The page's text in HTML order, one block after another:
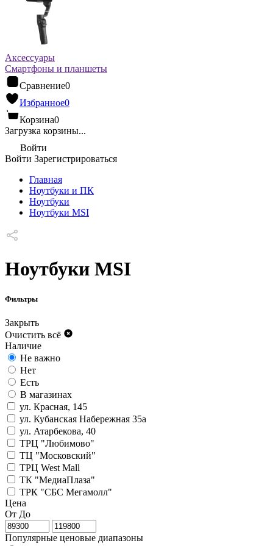
Аксессуары
Смартфоны и планшеты
Сравнение0
Избранное0
Корзина0
Загрузка корзины...
Войти
Войти Зарегистрироваться
Главная
Ноутбуки и ПК
Ноутбуки
Ноутбуки MSI
Ноутбуки MSI
Фильтры
Закрыть
Очистить всё
Наличие
Не важно
Нет
Есть
В магазинах
ул. Красная, 145
ул. Кубанская Набережная 35а
ул. Атарбекова, 40
ТРЦ "Любимово"
ТЦ "Московский"
ТРЦ West Mall
ТК "МедиаПлаза"
ТРК "СБС Мегамолл"
Цена
От До
Популярные ценовые диапазоны